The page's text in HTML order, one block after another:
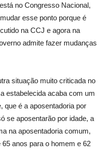
no Congresso Nacional,
esse ponto porque é
na CCJ e agora na
admite fazer mudanças
situação muito criticada no
estabelecida acaba com um
que é a aposentadoria por
se aposentarão por idade, a
na aposentadoria comum,
anos para o homem e 62